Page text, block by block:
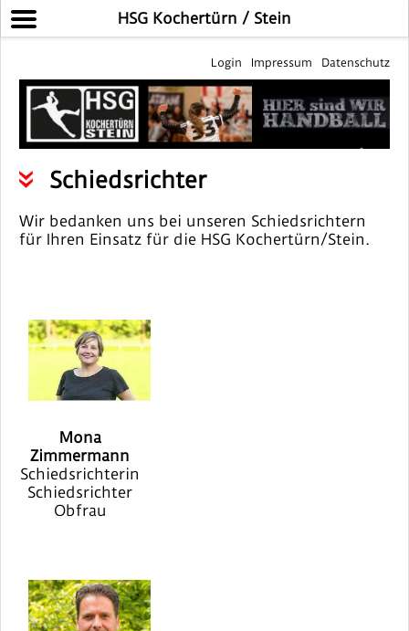
HSG Kochertürn / Stein
Login Impressum Datenschutz
Schiedsrichter
Wir bedanken uns bei unseren Schiedsrichtern
für Ihren Einsatz für die HSG Kochertürn/Stein.
Mona
Zimmermann
Schiedsrichterin
Schiedsrichter
Obfrau